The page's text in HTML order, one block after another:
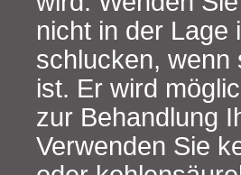
nicht in der Lage
schlucken, wenn
ist. Er wird
zur Behandlung
Verwenden Sie